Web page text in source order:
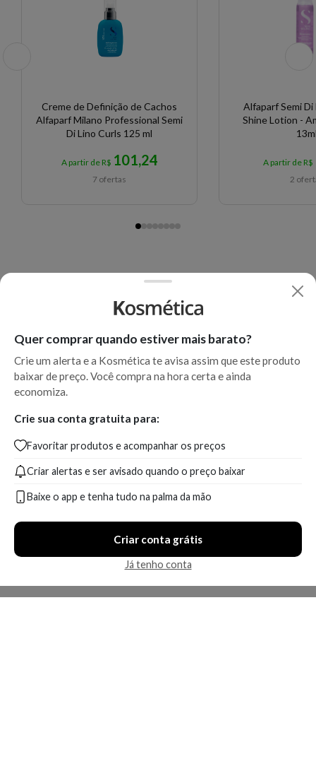
Creme de Definição de Cachos
Alfaparf Milano Professional Semi
Di Lino Curls 125 ml
A partir de R$ 101,24
7 ofertas
Alfaparf Semi Di
Shine Lotion -
A partir de R$
2
Quer comprar quando estiver mais barato?
Crie um alerta e a Kosmética te avisa assim que este produto
baixar de preço. Você compra na hora certa e ainda
economiza.
Crie sua conta gratuita para:
Favoritar produtos e acompanhar os preços
Criar alertas e ser avisado quando o preço baixar
Baixe o app e tenha tudo na palma da mão
Criar conta grátis
Já tenho conta